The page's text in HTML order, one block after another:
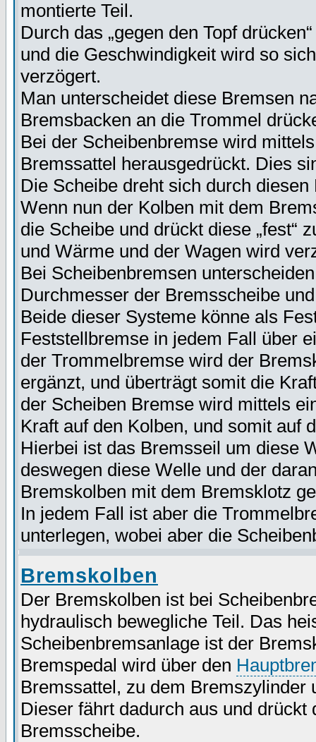
montierte Teil.
Durch das „gegen den Topf
und die Geschwindigkeit wird so
verzögert.
Man unterscheidet diese Bremsen
Bremsbacken an die Trommel
Bei der Scheibenbremse wird
Bremssattel herausgedrückt. Dies
Die Scheibe dreht sich durch
Wenn nun der Kolben mit dem
die Scheibe und drückt diese „fest“
und Wärme und der Wagen wird
Bei Scheibenbremsen
Durchmesser der Bremsscheibe
Beide dieser Systeme könne als
Feststellbremse in jedem Fall über
der Trommelbremse wird der
ergänzt, und überträgt somit die
der Scheiben Bremse wird mittels
Kraft auf den Kolben, und somit auf
Hierbei ist das Bremsseil um diese
deswegen diese Welle und der
Bremskolben mit dem Bremsklotz
In jedem Fall ist aber die
unterlegen, wobei aber die
Bremskolben
Der Bremskolben ist bei
hydraulisch bewegliche Teil. Das
Scheibenbremsanlage ist der
Bremspedal wird über den
Bremssattel, zu dem Bremszylinder
Dieser fährt dadurch aus und
Bremsscheibe.